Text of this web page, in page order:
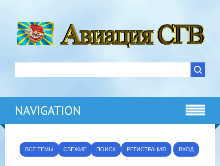
NAVIGATION
ВСЕ ТЕМЫ СВЕЖИЕ ПОИСК РЕГИСТРАЦИЯ ВХОД